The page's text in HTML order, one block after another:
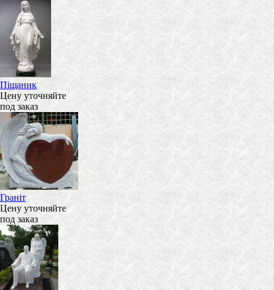
Піщаник
Цену уточняйте
под заказ
Граніт
Цену уточняйте
под заказ